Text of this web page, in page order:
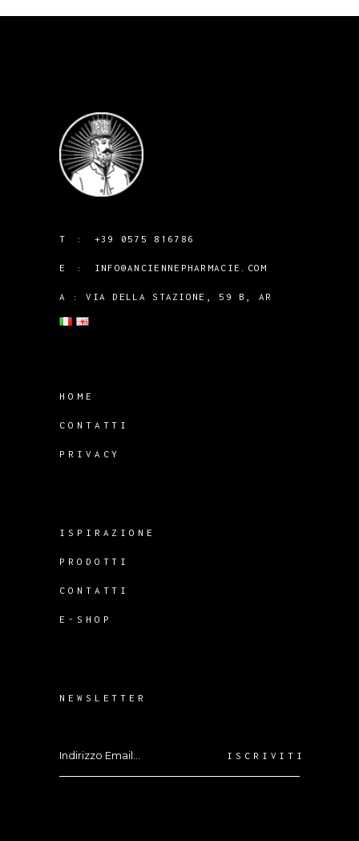
T : +39 0575 816786
E : INFO@ANCIENNEPHARMACIE.COM
A : VIA DELLA STAZIONE, 59 B, AR
HOME
CONTATTI
PRIVACY
ISPIRAZIONE
PRODOTTI
CONTATTI
E-SHOP
NEWSLETTER
ISCRIVITI